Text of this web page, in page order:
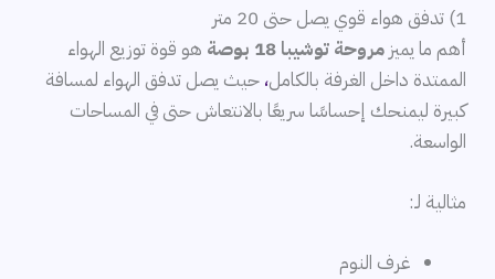
1) تدفق هواء قوي يصل حتى 20 متر
أهم ما يميزمروحة توشيبا 18 بوصة
هو قوة توزيع الهواء
الممتدة داخل الغرفة بالكامل، حيث يصل تدفق الهواء لمسافة
كبيرة ليمنحك إحساسًا سريعًا بالانتعاش حتى في المساحات
الواسعة.
مثالية لـ:
غرف النوم